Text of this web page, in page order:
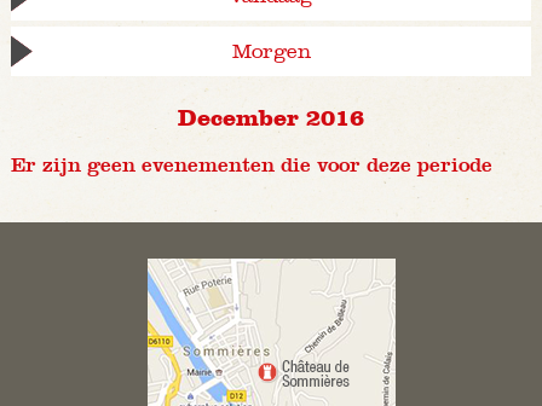
Morgen
December 2016
Er zijn geen evenementen die voor deze periode